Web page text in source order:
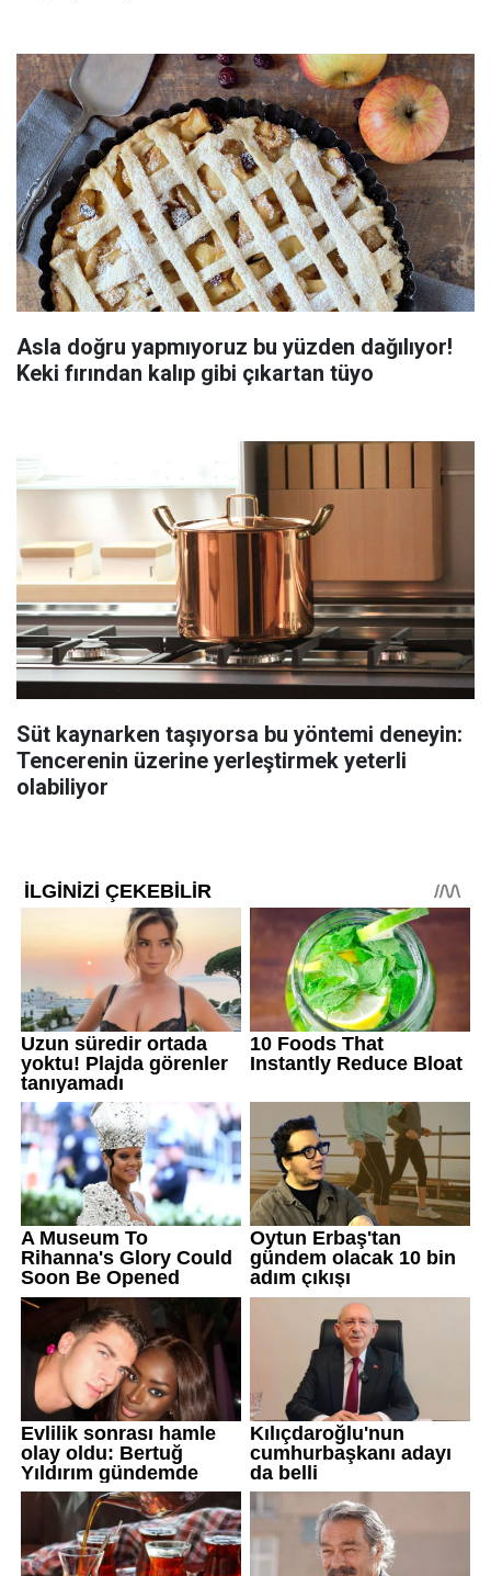
Asla doğru yapmıyoruz bu yüzden dağılıyor!
Keki fırından kalıp gibi çıkartan tüyo
Süt kaynarken taşıyorsa bu yöntemi deneyin:
Tencerenin üzerine yerleştirmek yeterli
olabiliyor